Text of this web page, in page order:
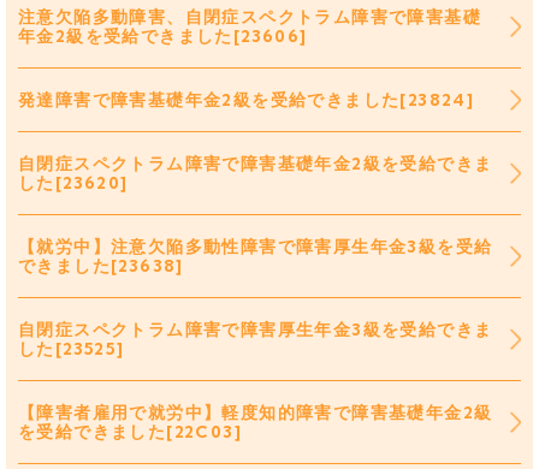
注意欠陥多動障害、自閉症スペクトラム障害で障害基礎
年金2級を受給できました[23606]
発達障害で障害基礎年金2級を受給できました[23824]
自閉症スペクトラム障害で障害基礎年金2級を受給できま
した[23620]
【就労中】注意欠陥多動性障害で障害厚生年金3級を受給
できました[23638]
自閉症スペクトラム障害で障害厚生年金3級を受給できま
した[23525]
【障害者雇用で就労中】軽度知的障害で障害基礎年金2級
を受給できました[22C03]